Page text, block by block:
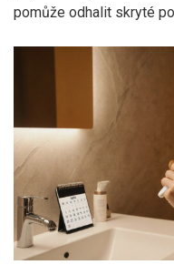
pomůže odhalit skryté